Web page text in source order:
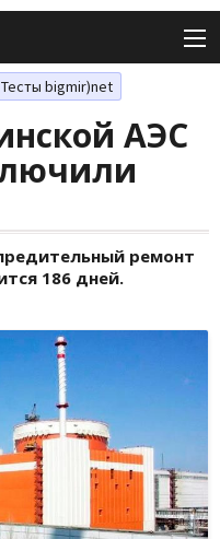
Тесты bigmir)net
АЭС
ремонт
186 дней.